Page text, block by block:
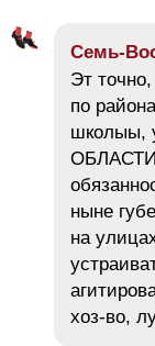
Семь-
Эт
по
школыы,
ныне
на
хоз-во,